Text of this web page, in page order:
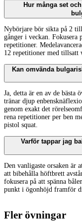
Hur många set
Nybörjare bör sikta på 2
gånger i veckan. Fokusera
repetitioner.
12 repetitioner med tillsatt
Kan omvända
Ja, detta är en av de bästa
tränar djup
genom exakt det
rena repetitioner per ben
pistol squat.
Varför tappar jag
Den vanligaste orsaken är
att bibehålla höftbrett
fokusera på att spänna
punkt i ögonhöjd framför
Fler övningar